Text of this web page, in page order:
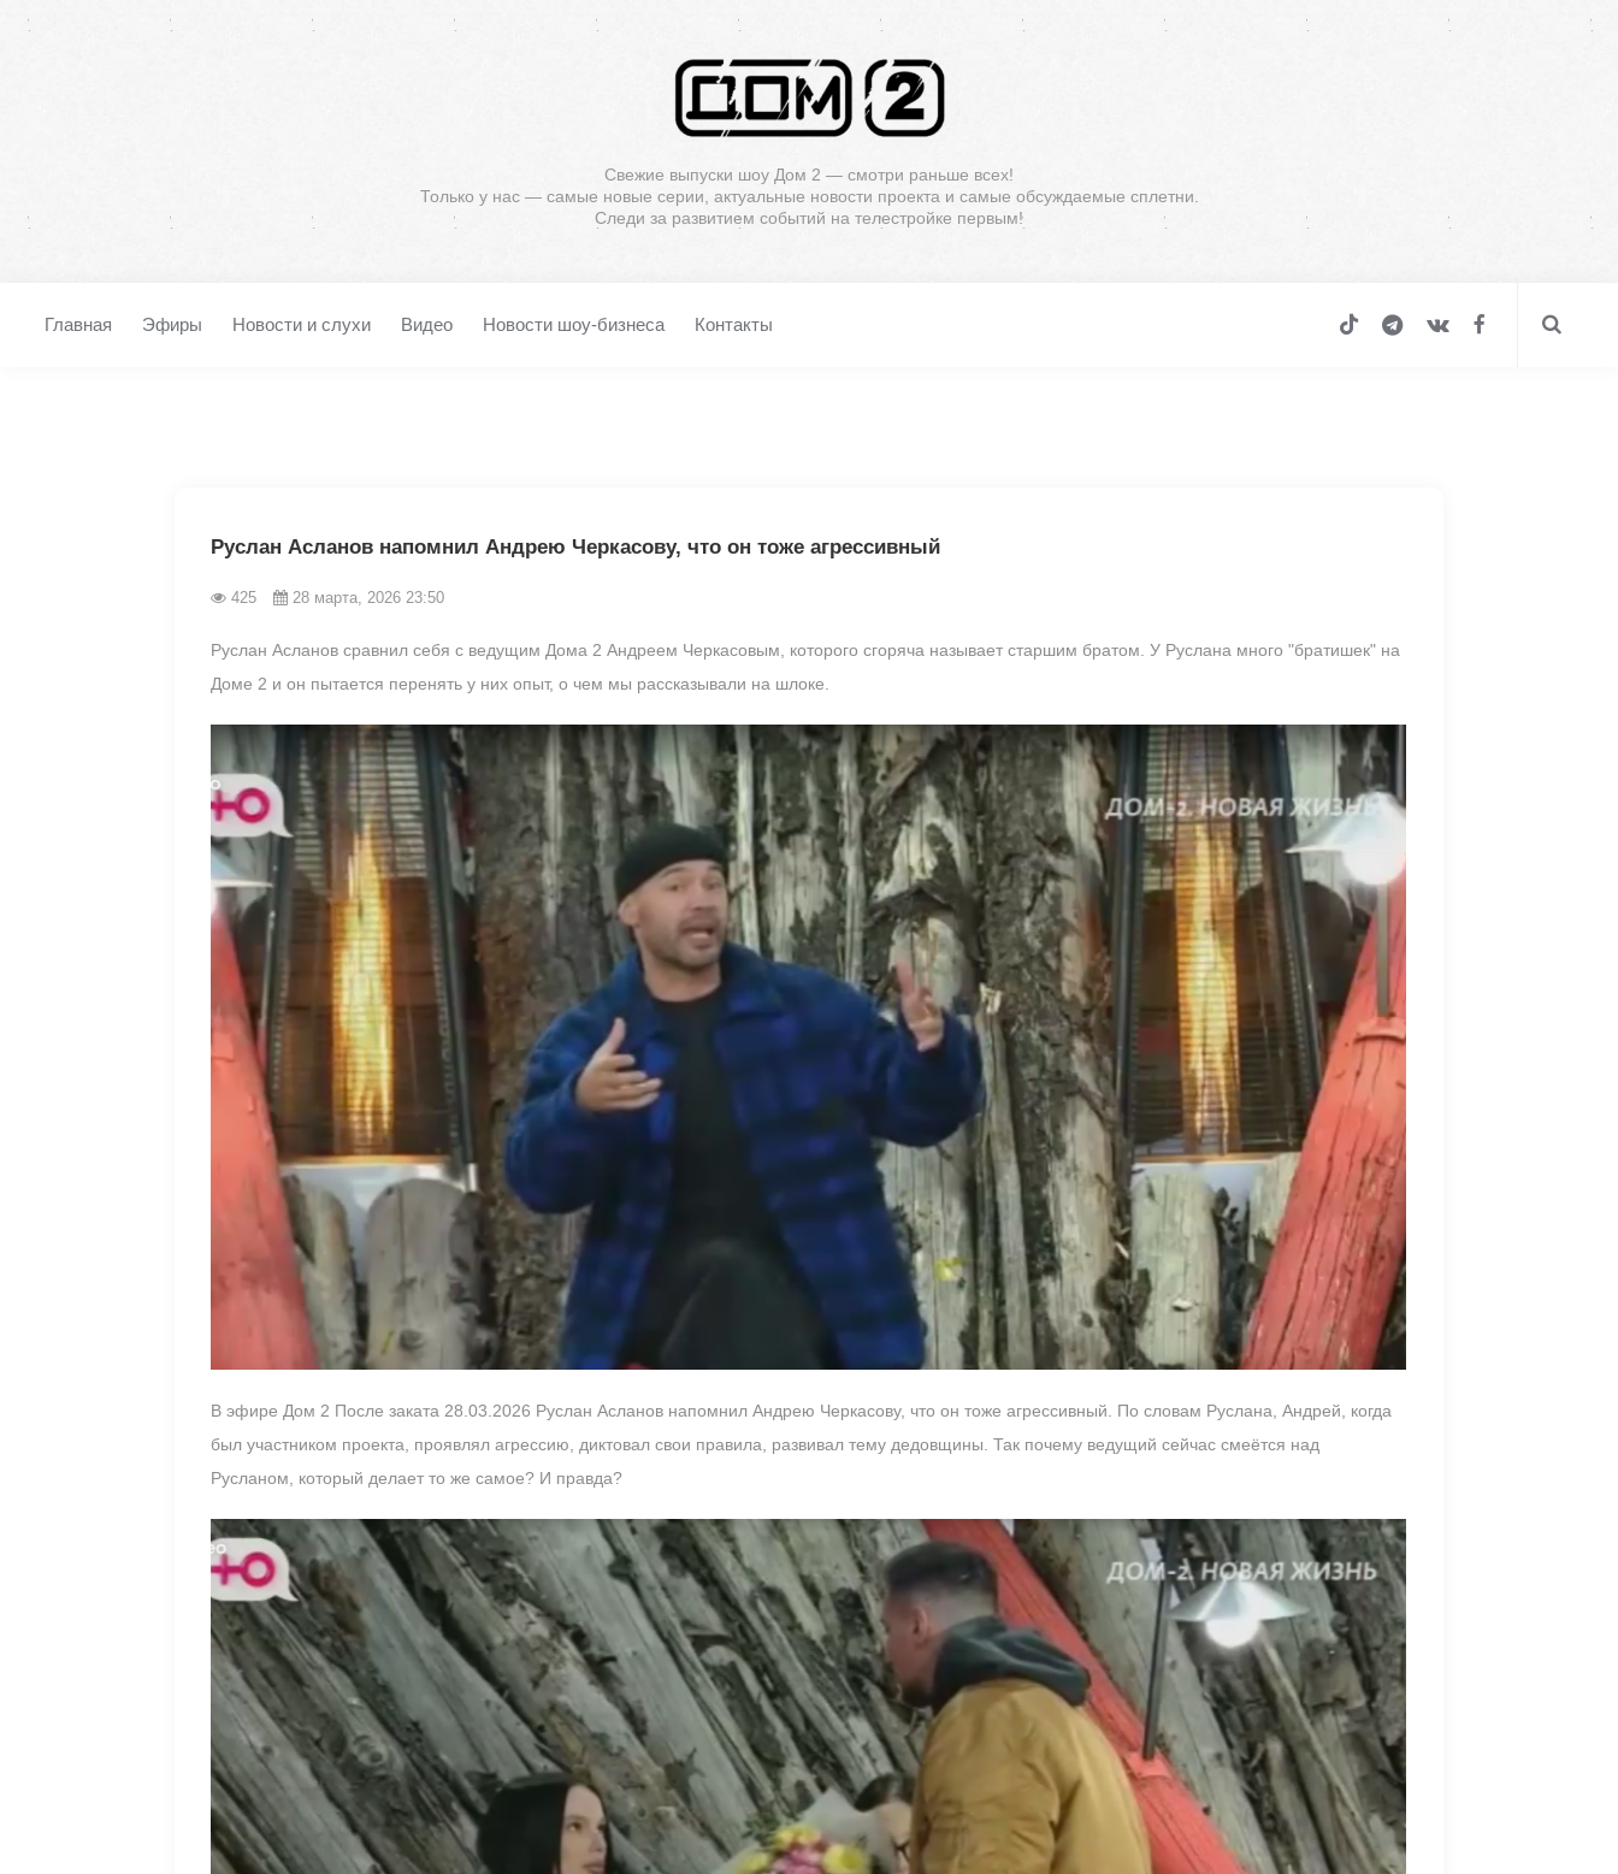
Свежие выпуски шоу Дом 2 — смотри раньше всех!
Только у нас — самые новые серии, актуальные новости проекта и самые обсуждаемые сплетни.
Следи за развитием событий на телестройке первым!
Главная Эфиры Новости и слухи Видео Новости шоу-бизнеса Контакты
Руслан Асланов напомнил Андрею Черкасову, что он тоже агрессивный
425 28 марта, 2026 23:50
Руслан Асланов сравнил себя с ведущим Дома 2 Андреем Черкасовым, которого сгоряча называет старшим братом. У Руслана много "братишек" на
Доме 2 и он пытается перенять у них опыт, о чем мы рассказывали на шлоке.
В эфире Дом 2 После заката 28.03.2026 Руслан Асланов напомнил Андрею Черкасову, что он тоже агрессивный. По словам Руслана, Андрей, когда
был участником проекта, проявлял агрессию, диктовал свои правила, развивал тему дедовщины. Так почему ведущий сейчас смеётся над
Русланом, который делает то же самое? И правда?